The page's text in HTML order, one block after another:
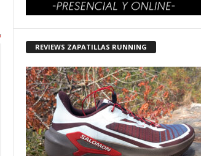
REVIEWS ZAPATILLAS RUNNING